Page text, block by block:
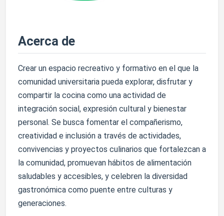
Acerca de
Crear un espacio recreativo y formativo en el que la
comunidad universitaria pueda explorar, disfrutar y
compartir la cocina como una actividad de
integración social, expresión cultural y bienestar
personal. Se busca fomentar el compañerismo,
creatividad e inclusión a través de actividades,
convivencias y proyectos culinarios que fortalezcan a
la comunidad, promuevan hábitos de alimentación
saludables y accesibles, y celebren la diversidad
gastronómica como puente entre culturas y
generaciones.